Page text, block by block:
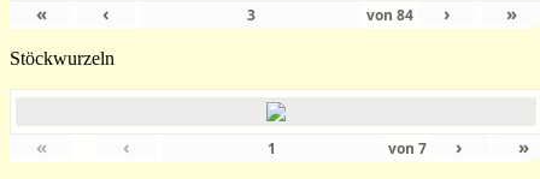
« ‹ von84 › »
Stöckwurzeln
« ‹ von 7 › »